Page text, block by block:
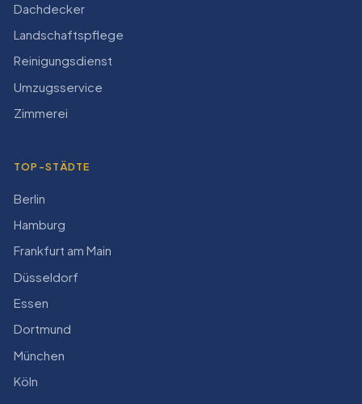
Dachdecker
Landschaftspflege
Reinigungsdienst
Umzugsservice
Zimmerei
TOP-STÄDTE
Berlin
Hamburg
Frankfurt am Main
Düsseldorf
Essen
Dortmund
München
Köln